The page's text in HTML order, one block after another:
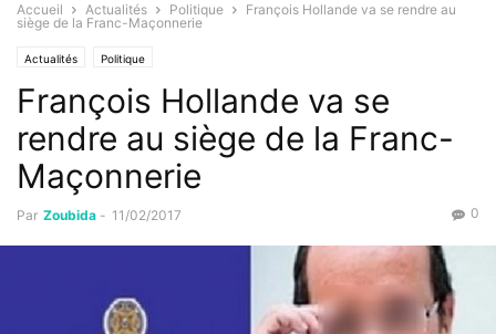
Accueil Actualités Politique
François Hollande va se rendre au
siège de la Franc-Maçonnerie
Actualités Politique
François Hollande va se
rendre au siège de la Franc-
Maçonnerie
Par Zoubida - 11/02/2017 0